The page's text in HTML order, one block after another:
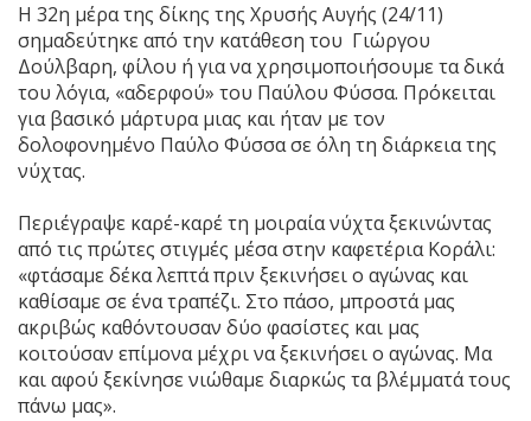
Η 32η μέρα της δίκης της Χρυσής Αυγής (24/11)
σημαδεύτηκε από την κατάθεση του Γιώργου
Δούλβαρη, φίλου ή για να χρησιμοποιήσουμε τα δικά
του λόγια, «αδερφού» του Παύλου Φύσσα. Πρόκειται
για βασικό μάρτυρα μιας και ήταν με τον
δολοφονημένο Παύλο Φύσσα σε όλη τη διάρκεια της
νύχτας.
Περιέγραψε καρέ-καρέ τη μοιραία νύχτα ξεκινώντας
από τις πρώτες στιγμές μέσα στην καφετέρια Κοράλι:
«φτάσαμε δέκα λεπτά πριν ξεκινήσει ο αγώνας και
καθίσαμε σε ένα τραπέζι. Στο πάσο, μπροστά μας
ακριβώς καθόντουσαν δύο φασίστες και μας
κοιτούσαν επίμονα μέχρι να ξεκινήσει ο αγώνας. Μα
και αφού ξεκίνησε νιώθαμε διαρκώς τα βλέμματά τους
πάνω μας».